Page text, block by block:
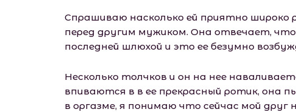
Спрашиваю насколько ей приятно широко
перед другим мужиком. Она отвечает,
последней шлюхой и это ее безумно
Несколько толчков и он на нее
впиваются в в ее прекрасный ротик, она
в оргазме, я понимаю что сейчас мой друг